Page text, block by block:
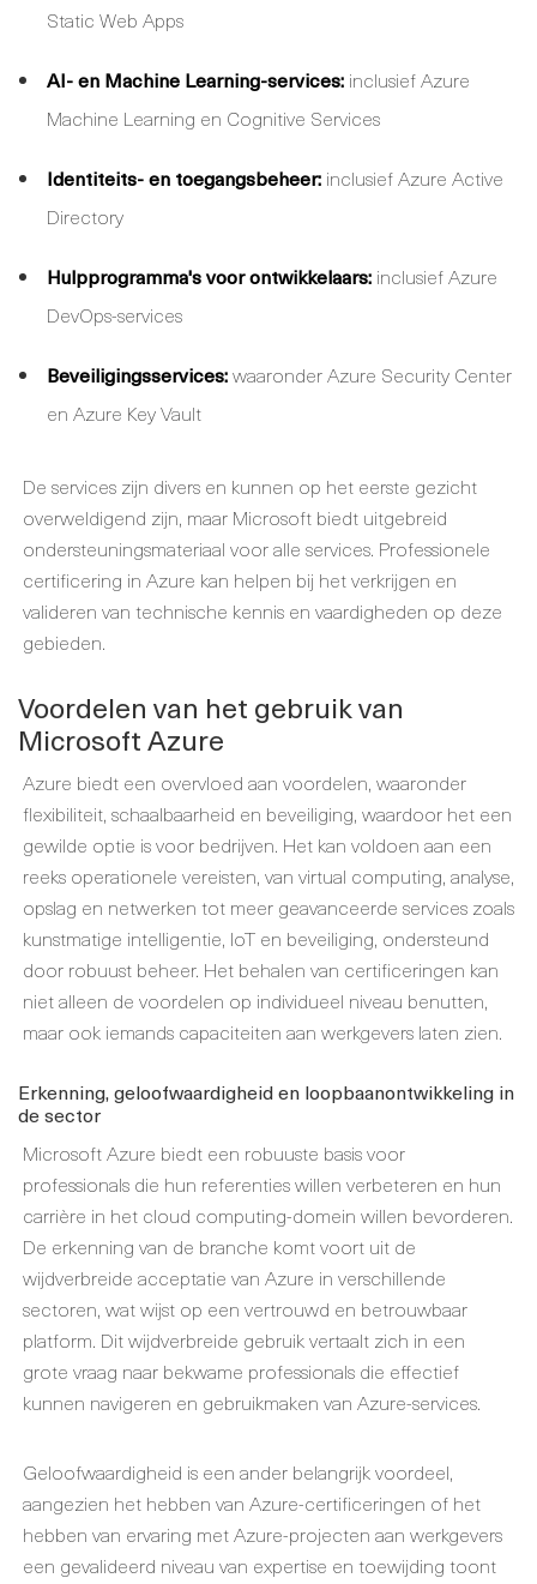
Static Web Apps
AI- en Machine Learning-services: inclusief Azure
Machine Learning en Cognitive Services
Identiteits- en toegangsbeheer: inclusief Azure Active
Directory
Hulpprogramma's voor ontwikkelaars: inclusief Azure
DevOps-services
Beveiligingsservices:waaronder Azure Security Center
en Azure Key Vault
De services zijn divers en kunnen op het eerste gezicht
overweldigend zijn, maar Microsoft biedt uitgebreid
ondersteuningsmateriaal voor alle services. Professionele
certificering in Azure kan helpen bij het verkrijgen en
valideren van technische kennis en vaardigheden op deze
gebieden.
Voordelen van het gebruik van
Microsoft Azure
Azure biedt een overvloed aan voordelen, waaronder
flexibiliteit, schaalbaarheid en beveiliging, waardoor het een
gewilde optie is voor bedrijven. Het kan voldoen aan een
reeks operationele vereisten, van virtual computing, analyse,
opslag en netwerken tot meer geavanceerde services zoals
kunstmatige intelligentie, IoT en beveiliging, ondersteund
door robuust beheer. Het behalen van certificeringen kan
niet alleen de voordelen op individueel niveau benutten,
maar ook iemands capaciteiten aan werkgevers laten zien.
Erkenning, geloofwaardigheid en loopbaanontwikkeling in
de sector
Microsoft Azure biedt een robuuste basis voor
professionals die hun referenties willen verbeteren en hun
carrière in het cloud computing-domein willen bevorderen.
De erkenning van de branche komt voort uit de
wijdverbreide acceptatie van Azure in verschillende
sectoren, wat wijst op een vertrouwd en betrouwbaar
platform. Dit wijdverbreide gebruik vertaalt zich in een
grote vraag naar bekwame professionals die effectief
kunnen navigeren en gebruikmaken van Azure-services.
Geloofwaardigheid is een ander belangrijk voordeel,
aangezien het hebben van Azure-certificeringen of het
hebben van ervaring met Azure-projecten aan werkgevers
een gevalideerd niveau van expertise en toewijding toont